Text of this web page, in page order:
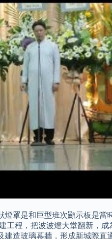
罩是和巨型班次顯示板是當
工程，把波波燈大堂翻新，
造玻璃幕牆，形成新城際直